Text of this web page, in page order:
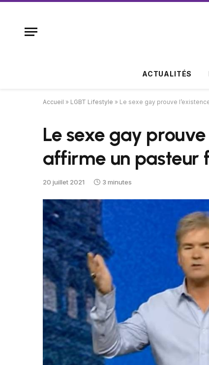
ACTUALITÉS
Accueil » LGBT Lifestyle » Le sexe gay prouve
Le sexe gay prouve
affirme un pasteur
20 juillet 2021 3 minutes